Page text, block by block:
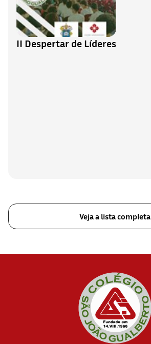
II Despertar de Líderes
Veja a lista completa